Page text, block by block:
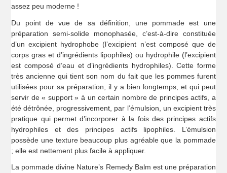
assez peu moderne !
Du point de vue de sa définition, une pommade est une
préparation semi-solide monophasée, c’est-à-dire constituée
d’un excipient hydrophobe (l’excipient n’est composé que de
corps gras et d’ingrédients lipophiles) ou hydrophile (l’excipient
est composé d’eau et d’ingrédients hydrophiles). Cette forme
très ancienne qui tient son nom du fait que les pommes furent
utilisées pour sa préparation, il y a bien longtemps, et qui peut
servir de « support » à un certain nombre de principes actifs, a
été détrônée, progressivement, par l’émulsion, un excipient très
pratique qui permet d’incorporer à la fois des principes actifs
hydrophiles et des principes actifs lipophiles. L’émulsion
possède une texture beaucoup plus agréable que la pommade
; elle est nettement plus facile à appliquer.
La pommade divine Nature’s Remedy Balm est une préparation